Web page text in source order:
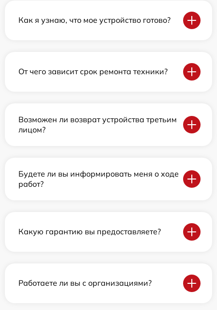
Как я узнаю, что мое устройство готово?
От чего зависит срок ремонта техники?
Возможен ли возврат устройства третьим
лицом?
Будете ли вы информировать меня о ходе
работ?
Какую гарантию вы предоставляете?
Работаете ли вы с организациями?